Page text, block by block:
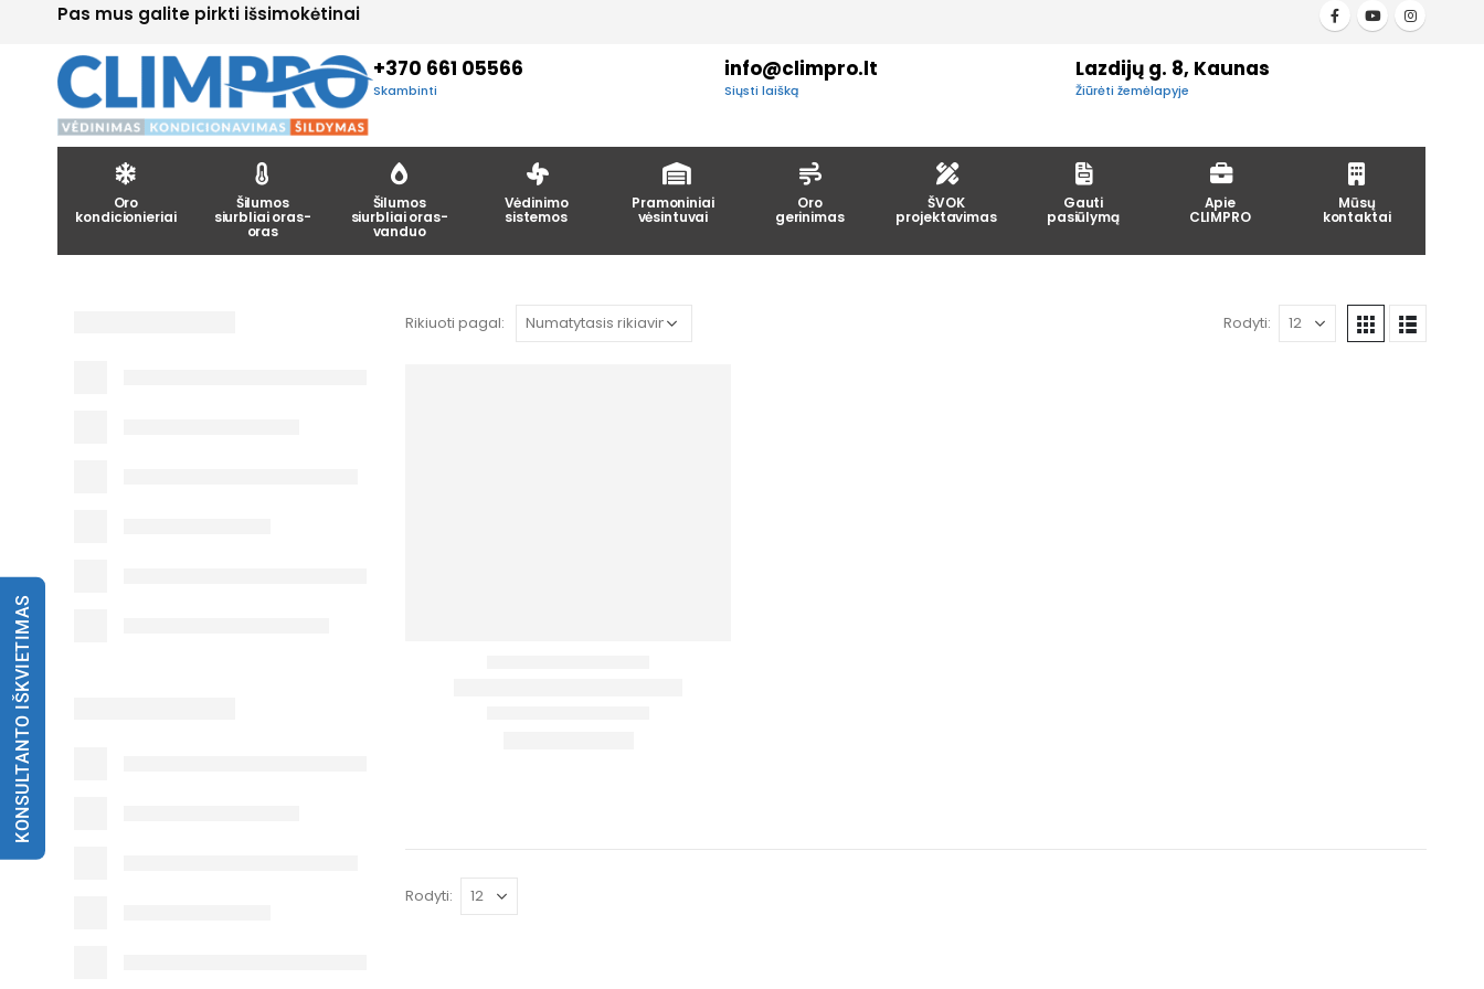
Pas mus galite pirkti išsimokėtinai
+370 661 05566
Skambinti
info@climpro.lt
Siųsti laišką
Lazdijų g. 8, Kaunas
Žiūrėti žemėlapyje
Oro
kondicionieriai
Šilumos
siurbliai oras-
oras
Šilumos
siurbliai oras-
vanduo
Vėdinimo
sistemos
Pramoniniai
vėsintuvai
Oro
gerinimas
ŠVOK
projektavimas
Gauti
pasiūlymą
Apie
CLIMPRO
Mūsų
kontaktai
Rikiuoti pagal: Rodyti:
Rodyti:
KONSULTANTO IŠKVIETIMAS